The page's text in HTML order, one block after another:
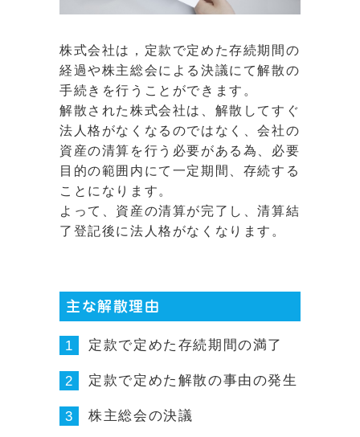
株式会社は，定款で定めた存続期間の
経過や株主総会による決議にて解散の
手続きを行うことができます。
解散された株式会社は、解散してすぐ
法人格がなくなるのではなく、会社の
資産の清算を行う必要がある為、必要
目的の範囲内にて一定期間、存続する
ことになります。
よって、資産の清算が完了し、清算結
了登記後に法人格がなくなります。
主な解散理由
1 定款で定めた存続期間の満了
2 定款で定めた解散の事由の発生
3 株主総会の決議